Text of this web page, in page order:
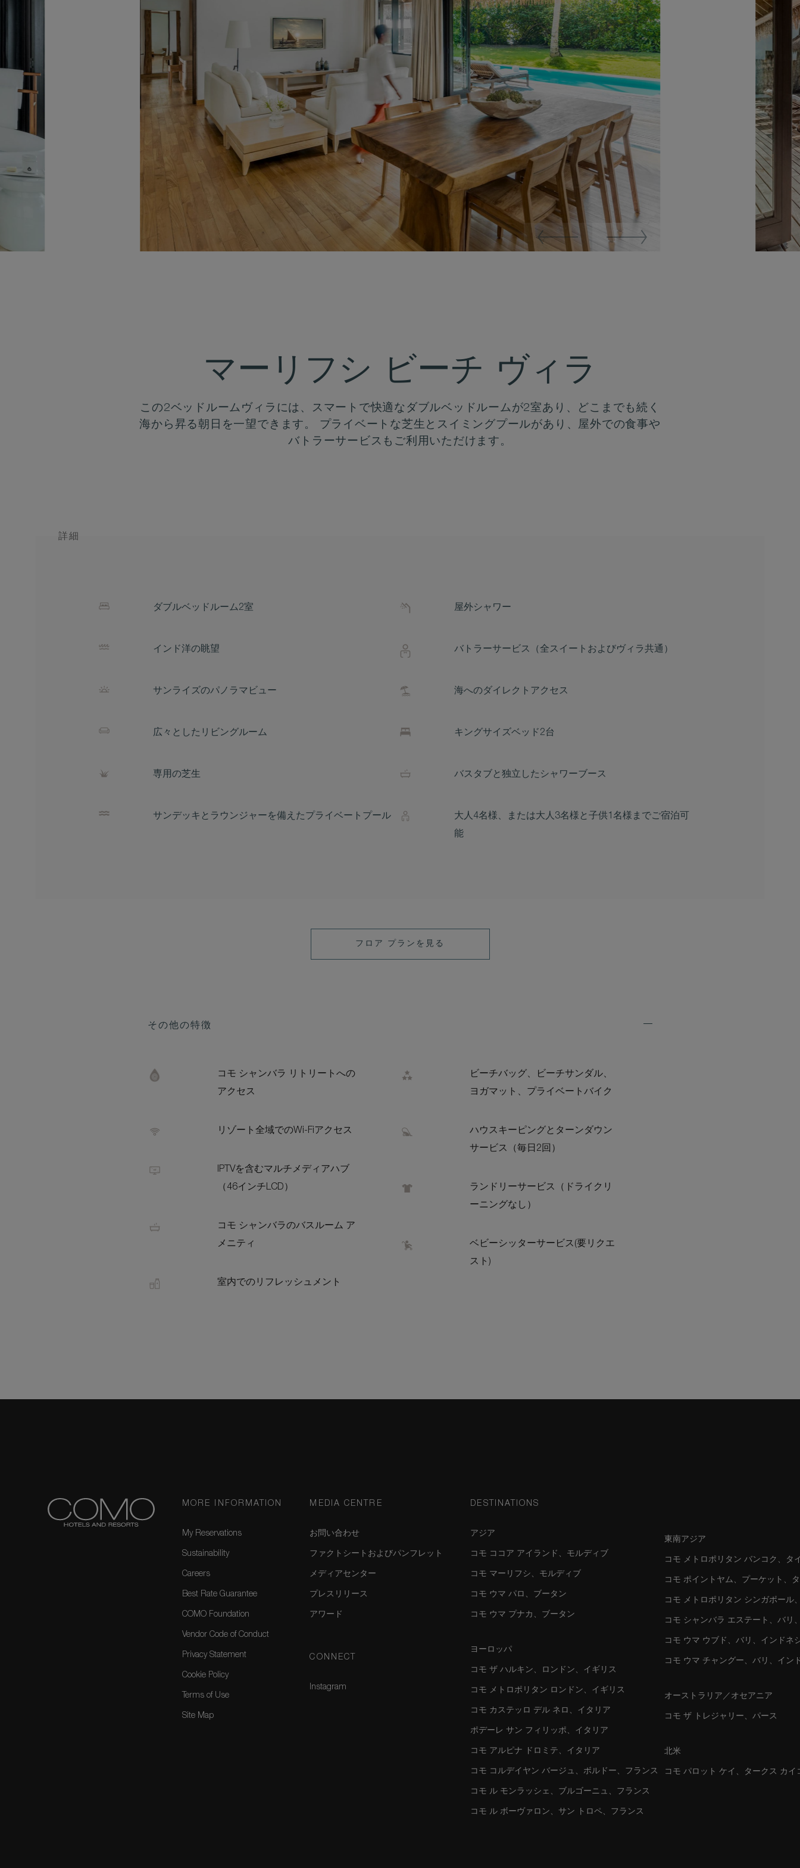
マーリフシ ビーチ ヴィラ
この2ベッドルームヴィラには、スマートで快適なダブルベッドルームが2室あり、どこまでも続く
海から昇る朝日を一望できます。 プライベートな芝生とスイミングプールがあり、屋外での食事や
バトラーサービスもご利用いただけます。
詳細
ダブルベッドルーム2室
インド洋の眺望
サンライズのパノラマビュー
広々としたリビングルーム
専用の芝生
サンデッキとラウンジャーを備えたプライベートプール
屋外シャワー
バトラーサービス（全スイートおよびヴィラ共通）
海へのダイレクトアクセス
キングサイズベッド2台
バスタブと独立したシャワーブース
大人4名様、または大人3名様と子供1名様までご宿泊可
能
フロア プランを見る
その他の特徴
コモ シャンバラ リトリートへの
アクセス
リゾート全域でのWi-Fiアクセス
IPTVを含むマルチメディアハブ
（46インチLCD）
コモ シャンバラのバスルーム ア
メニティ
室内でのリフレッシュメント
ビーチバッグ、ビーチサンダル、
ヨガマット、プライベートバイク
ハウスキーピングとターンダウン
サービス（毎日2回）
ランドリーサービス（ドライクリ
ーニングなし）
ベビーシッターサービス(要リクエ
スト)
MORE INFORMATION
My Reservations
Sustainability
Careers
Best Rate Guarantee
COMO Foundation
Vendor Code of Conduct
Privacy Statement
Cookie Policy
Terms of Use
Site Map
MEDIA CENTRE
お問い合わせ
ファクトシートおよびパンフレット
メディアセンター
プレスリリース
アワード
CONNECT
Instagram
DESTINATIONS
アジア
コモ ココア アイランド、モルディブ
コモ マーリフシ、モルディブ
コモ ウマ パロ、ブータン
コモ ウマ プナカ、ブータン
ヨーロッパ
コモ ザ ハルキン、ロンドン、イギリス
コモ メトロポリタン ロンドン、イギリス
コモ カステッロ デル ネロ、イタリア
ポデーレ サン フィリッポ、イタリア
コモ アルピナ ドロミテ、イタリア
コモ コルデイヤン バージュ、ボルドー、フランス
コモ ル モンラッシェ、ブルゴーニュ、フランス
コモ ル ボーヴァロン、サン トロペ、フランス
東南アジア
コモ メトロポリタン バンコク、タ
コモ ポイントヤム、プーケット、
コモ メトロポリタン シンガポール
コモ シャンバラ エステート、バリ
コモ ウマ ウブド、バリ、インドネ
コモ ウマ チャングー、バリ、イン
オーストラリア／オセアニア
コモ ザ トレジャリー、パース
北米
コモ パロット ケイ、タークス カイ